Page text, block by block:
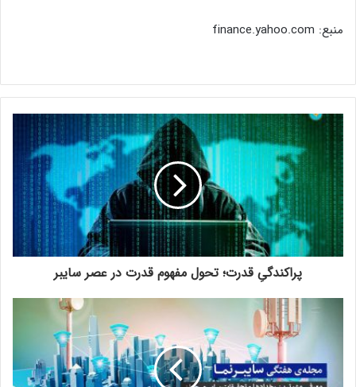
منبع: finance.yahoo.com
پراکندگیِ قدرت؛ تحول مفهوم قدرت در عصر سایبر